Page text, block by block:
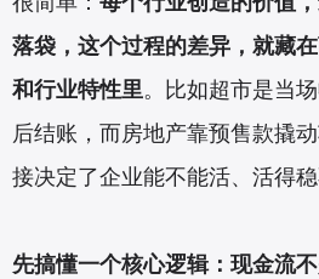
落袋，这个过程的差异，就藏
和行业特性里。比如超市是当
后结账，而房地产靠预售款撬
接决定了企业能不能活、活得稳
先搞懂一个核心逻辑：现金流